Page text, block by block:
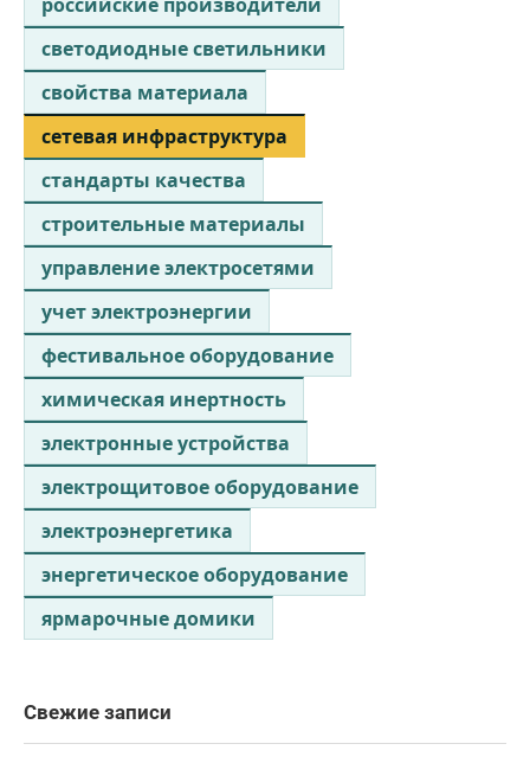
светодиодные светильники
свойства материала
сетевая инфраструктура
стандарты качества
строительные материалы
управление электросетями
учет электроэнергии
фестивальное оборудование
химическая инертность
электронные устройства
электрощитовое оборудование
электроэнергетика
энергетическое оборудование
ярмарочные домики
Свежие записи